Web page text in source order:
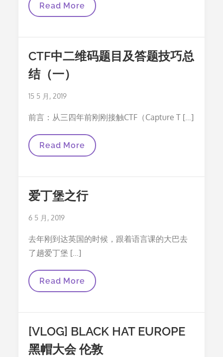
CTF
中
码
目
答
题
巧
结
（二）
Read More
CTF中二维码题目及答题技巧总
结（一）
Posted
15 5 月, 2019
前言：从三四年前刚刚接触CTF（Capture T […]
CTF
中
码
目
及
答
题
巧
结
Read More
爱丁堡之行
Posted
6 5 月, 2019
去年刚到达英国的时候，跟着语言课的大巴去
了趟爱丁堡 […]
爱
丁
行
Read More
[VLOG] BLACK HAT EUROPE
黑帽大会 伦敦